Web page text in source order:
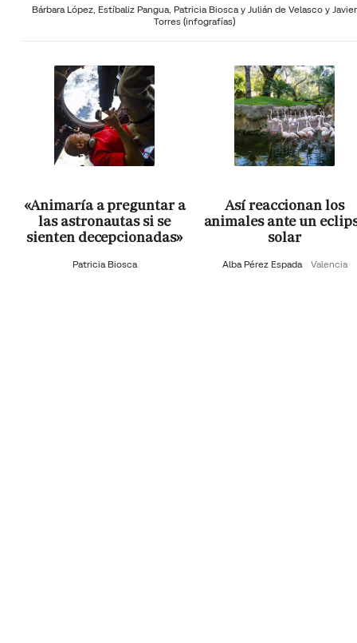
Bárbara López, Estíbaliz Pangua, Patricia Biosca y Julián de Velasco y Javier
Torres (infografías)
«Animaría a preguntar a
las astronautas si se
sienten decepcionadas»
Patricia Biosca
Así reaccionan los
animales ante un
solar
Alba Pérez Espada Valencia